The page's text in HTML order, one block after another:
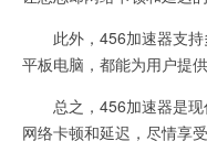
此外，456加速器支持
平板电脑，都能为用户提
总之，456加速器是现
网络卡顿和延迟，尽情享